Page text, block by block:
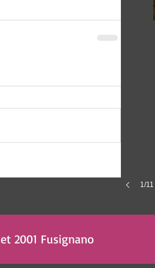
1/11
2001 Fusignano